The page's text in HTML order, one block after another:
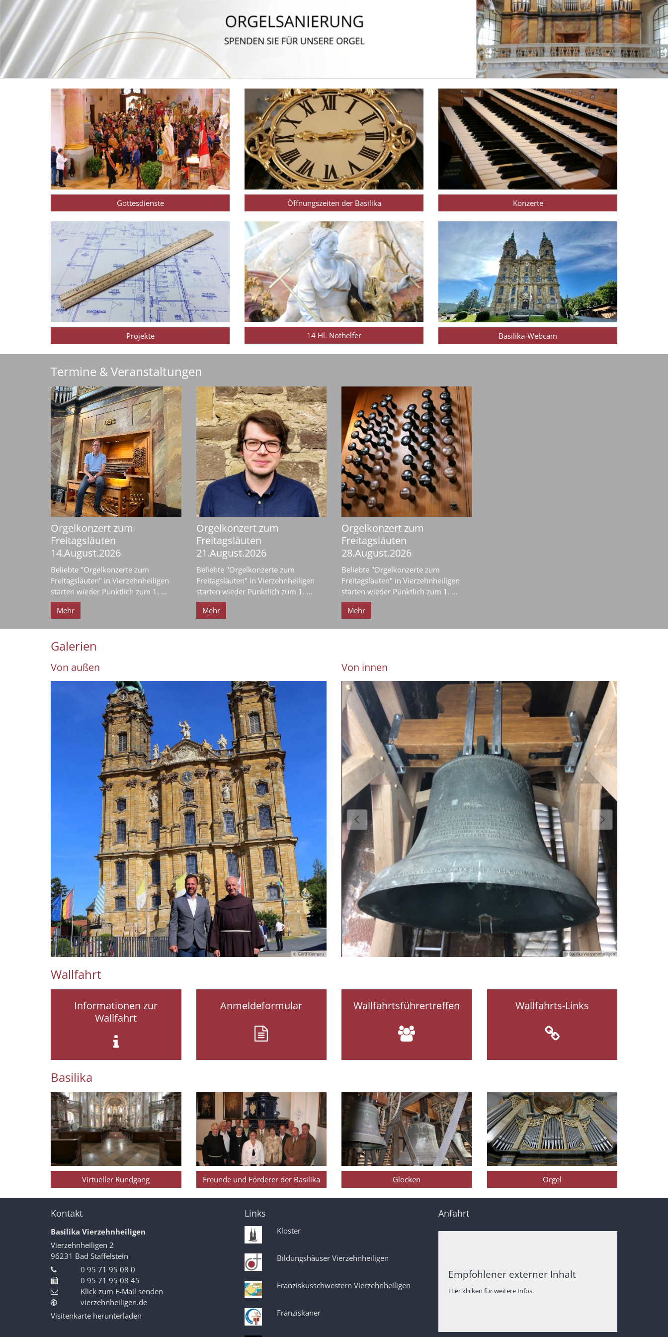
Gottesdienste Öffnungszeiten der Basilika Konzerte
Projekte 14 Hl. Nothelfer Basilika-Webcam
Termine & Veranstaltungen
Orgelkonzert zum
Freitagsläuten
14.August.2026
Beliebte "Orgelkonzerte zum
Freitagsläuten" in Vierzehnheiligen
starten wieder Pünktlich zum 1. ...
Mehr
Orgelkonzert zum
Freitagsläuten
21.August.2026
Beliebte "Orgelkonzerte zum
Freitagsläuten" in Vierzehnheiligen
starten wieder Pünktlich zum 1. ...
Mehr
Orgelkonzert zum
Freitagsläuten
28.August.2026
Beliebte "Orgelkonzerte zum
Freitagsläuten" in Vierzehnheiligen
starten wieder Pünktlich zum 1. ...
Mehr
Galerien
Von außen
© Gerd Klemenz © Basilika Vierzehnheiligen
Von innen
© Basilika Vierzehnheiligen
Wallfahrt
Informationen zur
Wallfahrt
Anmeldeformular Wallfahrtsführertreffen Wallfahrts-Links
Basilika
Virtueller Rundgang Freunde und Förderer der Basilika Glocken Orgel
Kontakt
Basilika Vierzehnheiligen
Vierzehnheiligen 2
96231 Bad Staffelstein
0 95 71 95 08 0
0 95 71 95 08 45
Klick zum E-Mail senden
vierzehnheiligen.de
Visitenkarte herunterladen
Links
Kloster
Bildungshäuser Vierzehnheiligen
Franziskusschwestern Vierzehnheiligen
Franziskaner
Anfahrt
Empfohlener externer Inhalt
Hier klicken für weitere Infos.